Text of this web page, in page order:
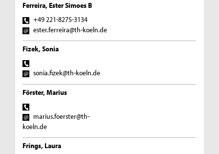
Ferreira, Ester Simoes B
+49 221-8275-3134
ester.ferreira@th-koeln.de
Fizek, Sonia
sonia.fizek@th-koeln.de
Förster, Marius
marius.foerster@th-
koeln.de
Frings, Laura